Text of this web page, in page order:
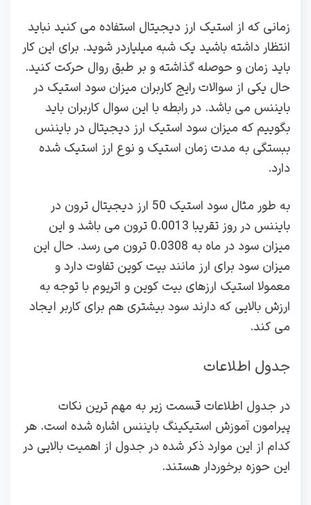
زمانی که از استیک ارز دیجیتال استفاده می کنید نباید
انتظار داشته باشید یک شبه میلیاردر شوید. برای این کار
باید زمان و حوصله گذاشته و بر طبق روال حرکت کنید.
حال یکی از سوالات رایج کاربران میزان سود استیک در
بایننس می باشد. در رابطه با این سوال کاربران باید
بگوییم که میزان سود استیک ارز دیجیتال در بایننس
ببستگی به مدت زمان استیک و نوع ارز استیک شده
دارد.
به طور مثال سود استیک 50 ارز دیجیتال ترون در
بایننس در روز تقریبا 0.0013 ترون می باشد و این
میزان سود در ماه به 0.0308 ترون می رسد. حال این
میزان سود برای ارز مانند بیت کوین تفاوت دارد و
معمولا استیک ارزهای بیت کوین و اتریوم با توجه به
ارزش بالایی که دارند سود بیشتری هم برای کاربر ایجاد
می کند.
جدول اطلاعات
در جدول اطلاعات قسمت زیر به مهم ترین نکات
پیرامون آموزش استیکینگ بایننس اشاره شده است. هر
کدام از این موارد ذکر شده در جدول از اهمیت بالایی در
این حوزه برخوردار هستند.